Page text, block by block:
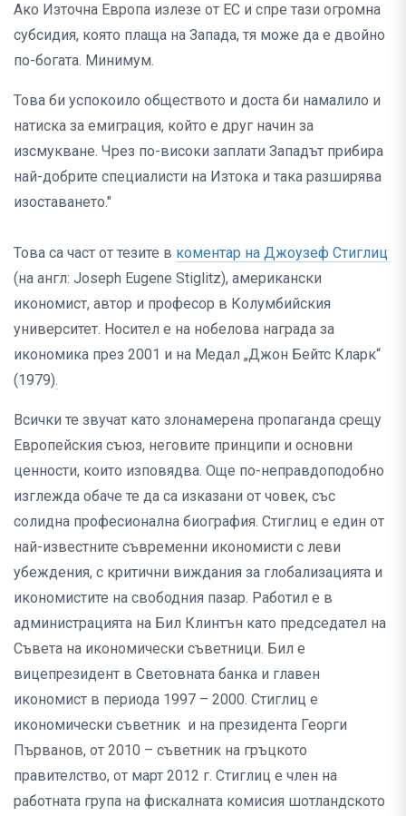
Ако Източна Европа излезе от ЕС и спре тази огромна
субсидия, която плаща на Запада, тя може да е двойно
по-богата. Минимум.
Това би успокоило обществото и доста би намалило и
натиска за емиграция, който е друг начин за
изсмукване. Чрез по-високи заплати Западът прибира
най-добрите специалисти на Изтока и така разширява
изоставането."
Това са част от тезите в коментар на Джоузеф Стиглиц
(на англ: Joseph Eugene Stiglitz), американски
икономист, автор и професор в Колумбийския
университет. Носител е на нобелова награда за
икономика през 2001 и на Медал „Джон Бейтс Кларк“
(1979).
Всички те звучат като злонамерена пропаганда срещу
Европейския съюз, неговите принципи и основни
ценности, които изповядва. Още по-неправдоподобно
изглежда обаче те да са изказани от човек, със
солидна професионална биография. Стиглиц е един от
най-известните съвременни икономисти с леви
убеждения, с критични виждания за глобализацията и
икономистите на свободния пазар. Работил е в
администрацията на Бил Клинтън като председател на
Съвета на икономически съветници. Бил е
вицепрезидент в Световната банка и главен
икономист в периода 1997 – 2000. Стиглиц е
икономически съветник и на президента Георги
Първанов, от 2010 – съветник на гръцкото
правителство, от март 2012 г. Стиглиц е член на
работната група на фискалната комисия шотландското